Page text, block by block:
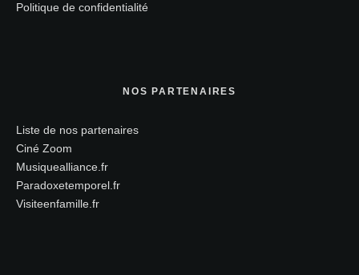
Politique de confidentialité
NOS PARTENAIRES
Liste de nos partenaires
Ciné Zoom
Musiquealliance.fr
Paradoxetemporel.fr
Visiteenfamille.fr